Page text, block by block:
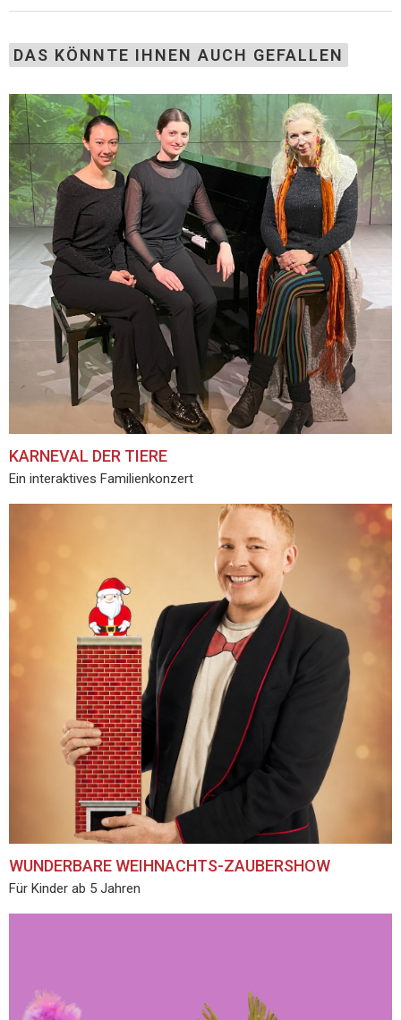
DAS KÖNNTE IHNEN AUCH GEFALLEN
KARNEVAL DER TIERE
Ein interaktives Familienkonzert
WUNDERBARE WEIHNACHTS-ZAUBERSHOW
Für Kinder ab 5 Jahren